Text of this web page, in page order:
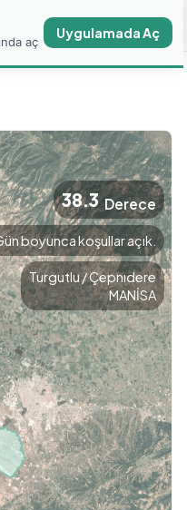
aç
Uygulamada Aç
38.3 Derece
boyunca koşullar açık.
Turgutlu / Çepnıdere
MANİSA
aç
Uygulamada Aç